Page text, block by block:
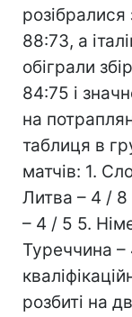
розібралися
88:73, а
обіграли
84:75 і
на
таблиця в
матчів: 1.
Литва – 4 / 8
– 4 / 5 5.
Туреччина
розбиті на